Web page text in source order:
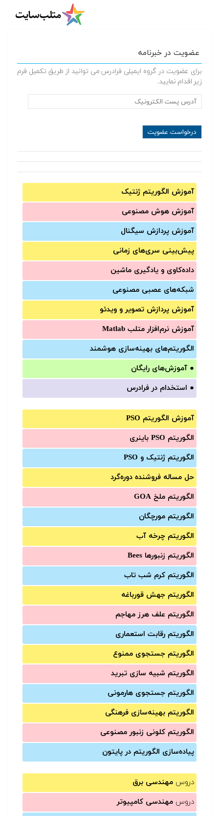
عضویت در خبرنامه
برای عضویت در گروه ایمیلی فرادرس می توانید از طریق تکمیل فرم
زیر اقدام نمایید.
آموزش الگوریتم ژنتیک
آموزش‌ هوش مصنوعی
آموزش‌ پردازش سیگنال
پیش‌‌بینی سری‌‌های زمانی
داده‌کاوی و یادگیری ماشین
شبکه‌های عصبی مصنوعی
آموزش‌ پردازش تصویر و ویدئو
آموزش‌ نرم‌افزار متلب Matlab
الگوریتم‌های بهینه‌سازی هوشمند
● آموزش‌های رایگان
● استخدام در فرادرس
آموزش الگوریتم PSO
الگوریتم PSO باینری
الگوریتم ژنتیک و PSO
حل مساله فروشنده دوره‌گرد
الگوریتم ملخ GOA
الگوریتم مورچگان
الگوریتم چرخه آب
الگوریتم زنبورها Bees
الگوریتم کرم شب تاب
الگوریتم جهش قورباغه
الگوریتم علف هرز مهاجم
الگوریتم رقابت استعماری
الگوریتم جستجوی ممنوع
الگوریتم شبیه سازی تبرید
الگوریتم جستجوی هارمونی
الگوریتم بهینه‌سازی فرهنگی
الگوریتم کلونی زنبور مصنوعی
پیاده‌سازی الگوریتم در پایتون
دروس مهندسی برق
دروس مهندسی کامپیوتر